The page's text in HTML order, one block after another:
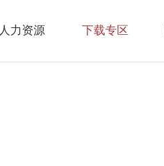
人力资源 下载专区